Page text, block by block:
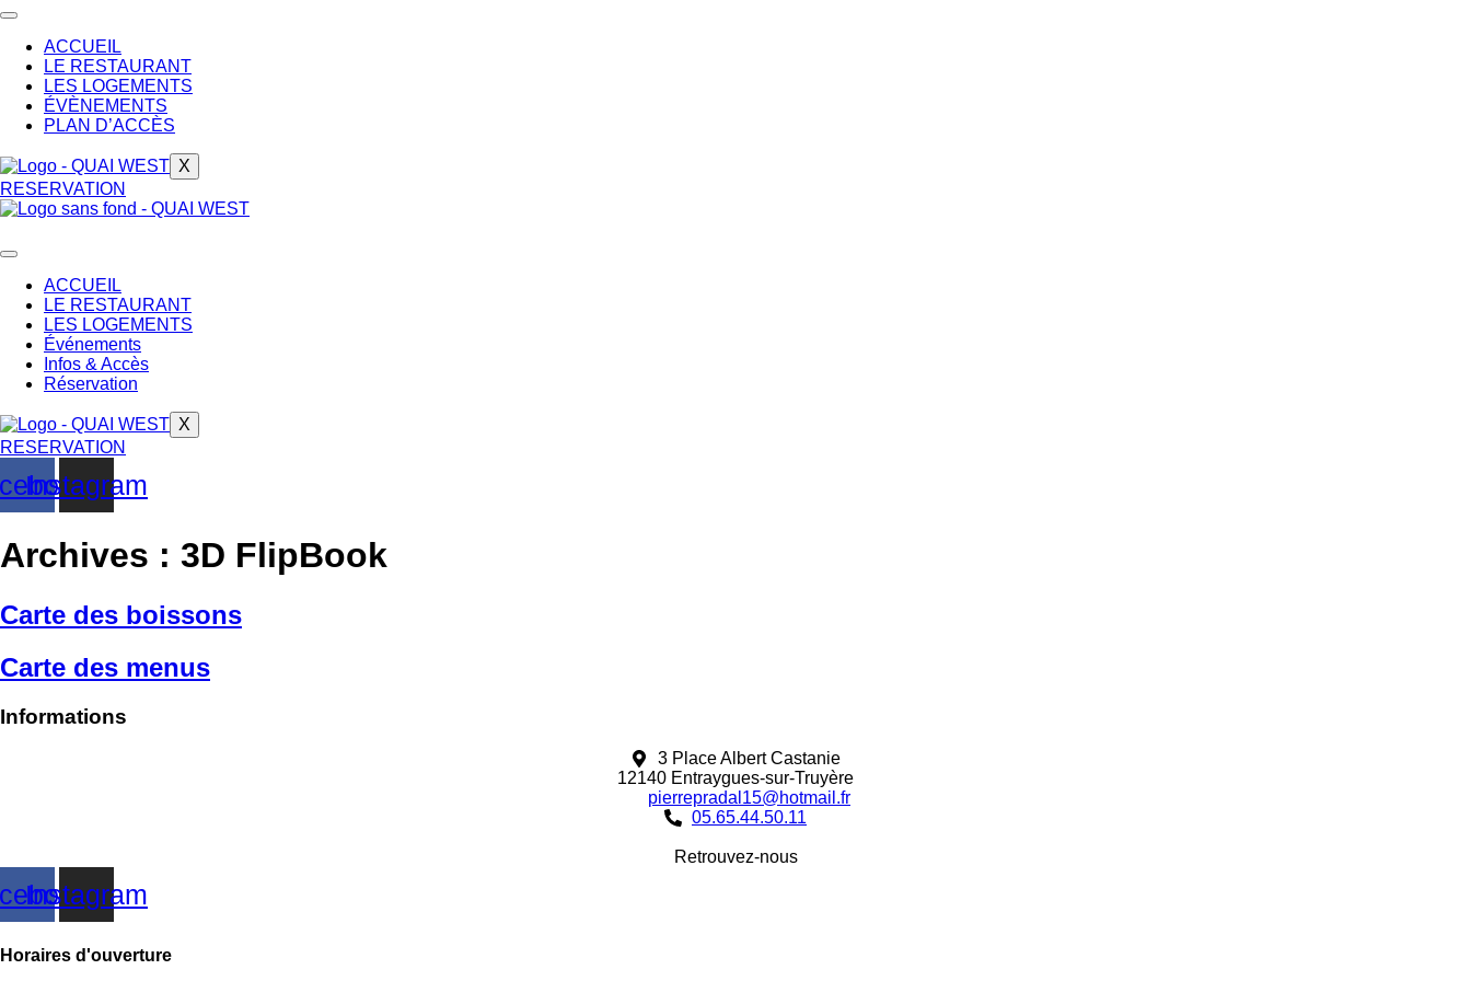
Aller
contenuACCUEIL
LE RESTAURANT
LES LOGEMENTS
ÉVÈNEMENTS
PLAN D’ACCÈS
X
RESERVATION
ACCUEIL
LE RESTAURANT
LES LOGEMENTS
Événements
Infos & Accès
Réservation
X
RESERVATION
Instagram
Archives : 3D FlipBook
Carte des boissons
Carte des menus
Informations
3 Place Albert Castanie
12140 Entraygues-sur-Truyère
pierrepradal15@hotmail.fr
05.65.44.50.11
Retrouvez-nous
Instagram
Horaires d'ouverture